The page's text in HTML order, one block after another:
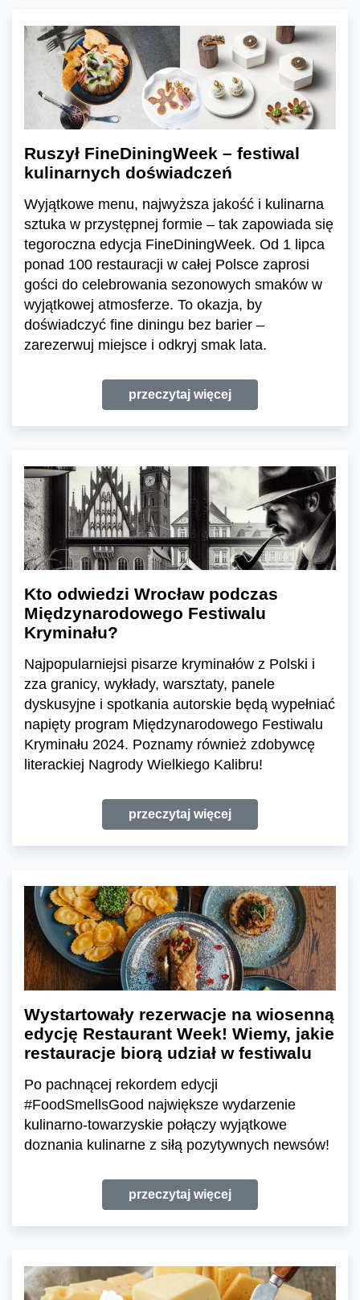
Ruszył FineDiningWeek – festiwal
kulinarnych doświadczeń
Wyjątkowe menu, najwyższa jakość i kulinarna
sztuka w przystępnej formie – tak zapowiada się
tegoroczna edycja FineDiningWeek. Od 1 lipca
ponad 100 restauracji w całej Polsce zaprosi
gości do celebrowania sezonowych smaków w
wyjątkowej atmosferze. To okazja, by
doświadczyć fine diningu bez barier –
zarezerwuj miejsce i odkryj smak lata.
przeczytaj więcej
Kto odwiedzi Wrocław podczas
Międzynarodowego Festiwalu
Kryminału?
Najpopularniejsi pisarze kryminałów z Polski i
zza granicy, wykłady, warsztaty, panele
dyskusyjne i spotkania autorskie będą wypełniać
napięty program Międzynarodowego Festiwalu
Kryminału 2024. Poznamy również zdobywcę
literackiej Nagrody Wielkiego Kalibru!
przeczytaj więcej
Wystartowały rezerwacje na wiosenną
edycję Restaurant Week! Wiemy, jakie
restauracje biorą udział w festiwalu
Po pachnącej rekordem edycji
#FoodSmellsGood największe wydarzenie
kulinarno-towarzyskie połączy wyjątkowe
doznania kulinarne z siłą pozytywnych newsów!
przeczytaj więcej